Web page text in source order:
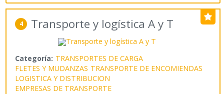
4 Transporte y logística A y T
Categoría: TRANSPORTES DE CARGA
FLETES Y MUDANZAS TRANSPORTE DE ENCOMIENDAS
LOGISTICA Y DISTRIBUCION
EMPRESAS DE TRANSPORTE